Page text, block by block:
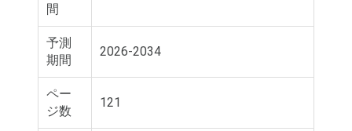
間
予測
期間
2026-2034
ペー
ジ数
121